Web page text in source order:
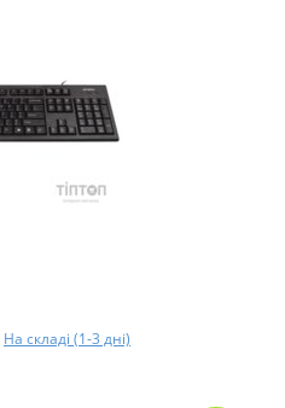
На складі (1-3 дні)